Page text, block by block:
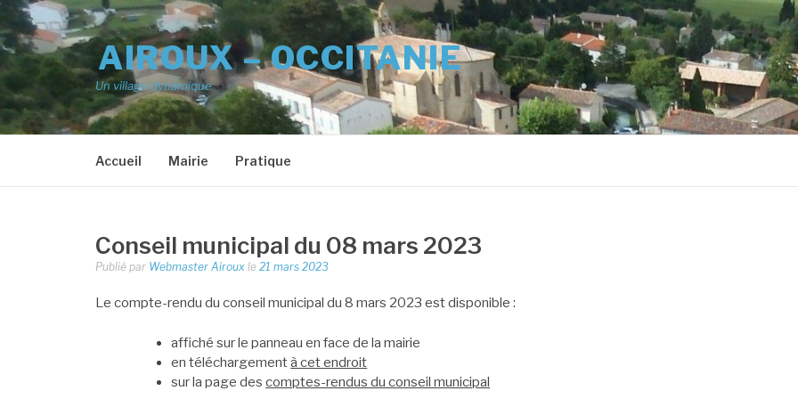
Aller
au
contenu
AIROUX – OCCITANIE
Un village dynamique
Accueil Mairie Pratique
Conseil municipal du 08 mars 2023
Publié par Webmaster Airoux le21 mars 2023
Le compte-rendu du conseil municipal du 8 mars 2023 est disponible :
affiché sur le panneau en face de la mairie
en téléchargementà cet endroit
sur la page descomptes-rendus du conseil municipal